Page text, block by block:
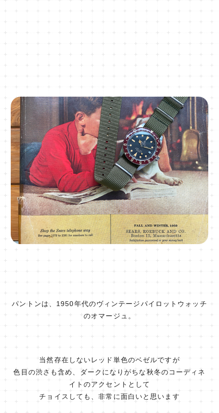
パントンは、1950年代のヴィンテージパイロットウォッチ
のオマージュ。
当然存在しないレッド単色のベゼルですが
色目の渋さも含め、ダークになりがちな秋冬のコーディネ
イトのアクセントとして
チョイスしても、非常に面白いと思います